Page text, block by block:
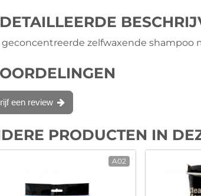
geconcentreerde zelfwaxende shampoo
een review
PRODUCTEN IN
A02